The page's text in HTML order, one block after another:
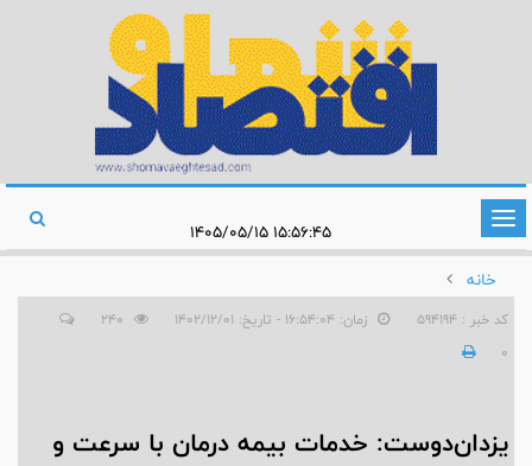
تغییر
وضعیت
ناوبری
خانه
کد خبر : 594194 زمان: ۱۶:۵۴:۰۴ - تاریخ: ۱۴۰۲/۱۲/۰۱
0
یزدان‌دوست: خدمات بیمه درمان با سرعت‌ و